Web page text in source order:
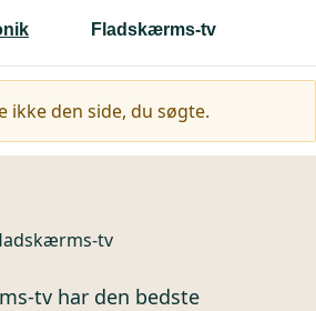
Fladskærms-tv
ikke den side, du søgte.
tv
tv har den bedste